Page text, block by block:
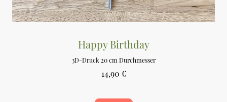
Happy Birthday
3D-Druck 20 cm Durchmesser
14,90 €